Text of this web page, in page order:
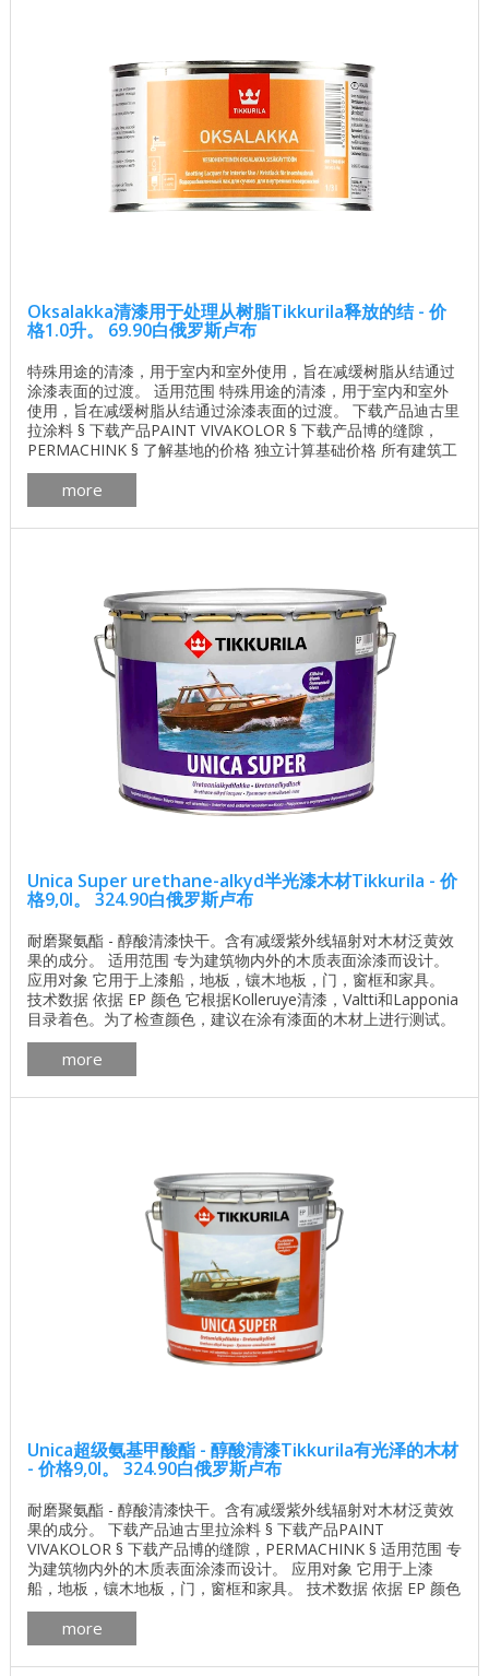
Oksalakka清漆用于处理从树脂Tikkurila释放的结 - 价
格1.0升。 69.90白俄罗斯卢布
特殊用途的清漆，用于室内和室外使用，旨在减缓树脂从结通过
涂漆表面的过渡。 适用范围 特殊用途的清漆，用于室内和室外
使用，旨在减缓树脂从结通过涂漆表面的过渡。 下载产品迪古里
拉涂料 § 下载产品PAINT VIVAKOLOR § 下载产品博的缝隙，
PERMACHINK § 了解基地的价格 独立计算基础价格 所有建筑工
程在建房和修理房屋 - 找出价格 木屋的最佳项目 墙壁材料最佳
住宅项目 应用对象 它用于隔离针叶树木质表面上的结和节距。
技术数据 颜色 无色。 塔拉 1/3升，1升 申请方法 ...
more
Unica Super urethane-alkyd半光漆木材Tikkurila - 价
格9,0l。 324.90白俄罗斯卢布
耐磨聚氨酯 - 醇酸清漆快干。含有减缓紫外线辐射对木材泛黄效
果的成分。 适用范围 专为建筑物内外的木质表面涂漆而设计。
应用对象 它用于上漆船，地板，镶木地板，门，窗框和家具。
技术数据 依据 EP 颜色 它根据Kolleruye清漆，Valtti和Lapponia
目录着色。为了检查颜色，建议在涂有漆面的木材上进行测试。
如果你想获得更明亮的最终结果，漆可以用无色漆“独特的超
级”或白色精灵1050减轻。 颜色目录 ...
more
Unica超级氨基甲酸酯 - 醇酸清漆Tikkurila有光泽的木材
- 价格9,0l。 324.90白俄罗斯卢布
耐磨聚氨酯 - 醇酸清漆快干。含有减缓紫外线辐射对木材泛黄效
果的成分。 下载产品迪古里拉涂料 § 下载产品PAINT
VIVAKOLOR § 下载产品博的缝隙，PERMACHINK § 适用范围 专
为建筑物内外的木质表面涂漆而设计。 应用对象 它用于上漆
船，地板，镶木地板，门，窗框和家具。 技术数据 依据 EP 颜色
...
more